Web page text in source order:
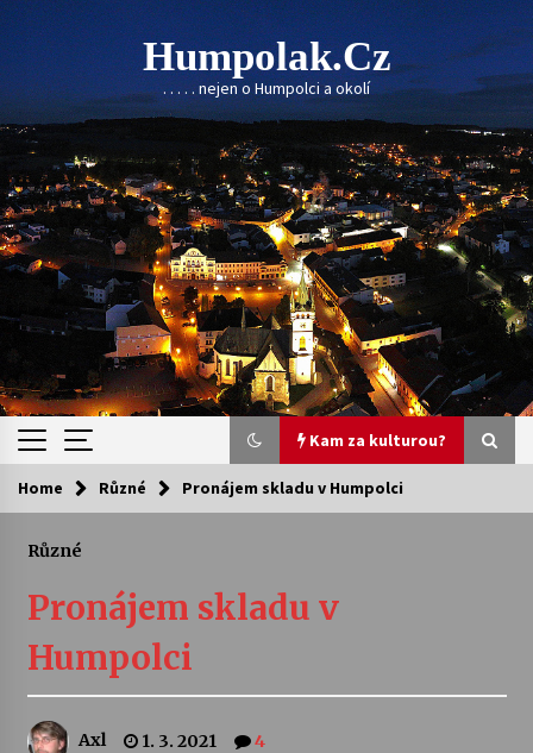
Skip
to
content
Humpolak.cz
. . . . . nejen o Humpolci a okolí
Kam za kulturou?
Kam za kulturou?
Sukuba Ensemble
4. 8. 2026
kapkou
Home Různé Pronájem skladu v Humpolci
Různé
Pronájem skladu v
Humpolci
Axl 1. 3. 2021 4